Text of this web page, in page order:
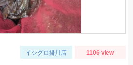
イシグロ掛川店 1106 view